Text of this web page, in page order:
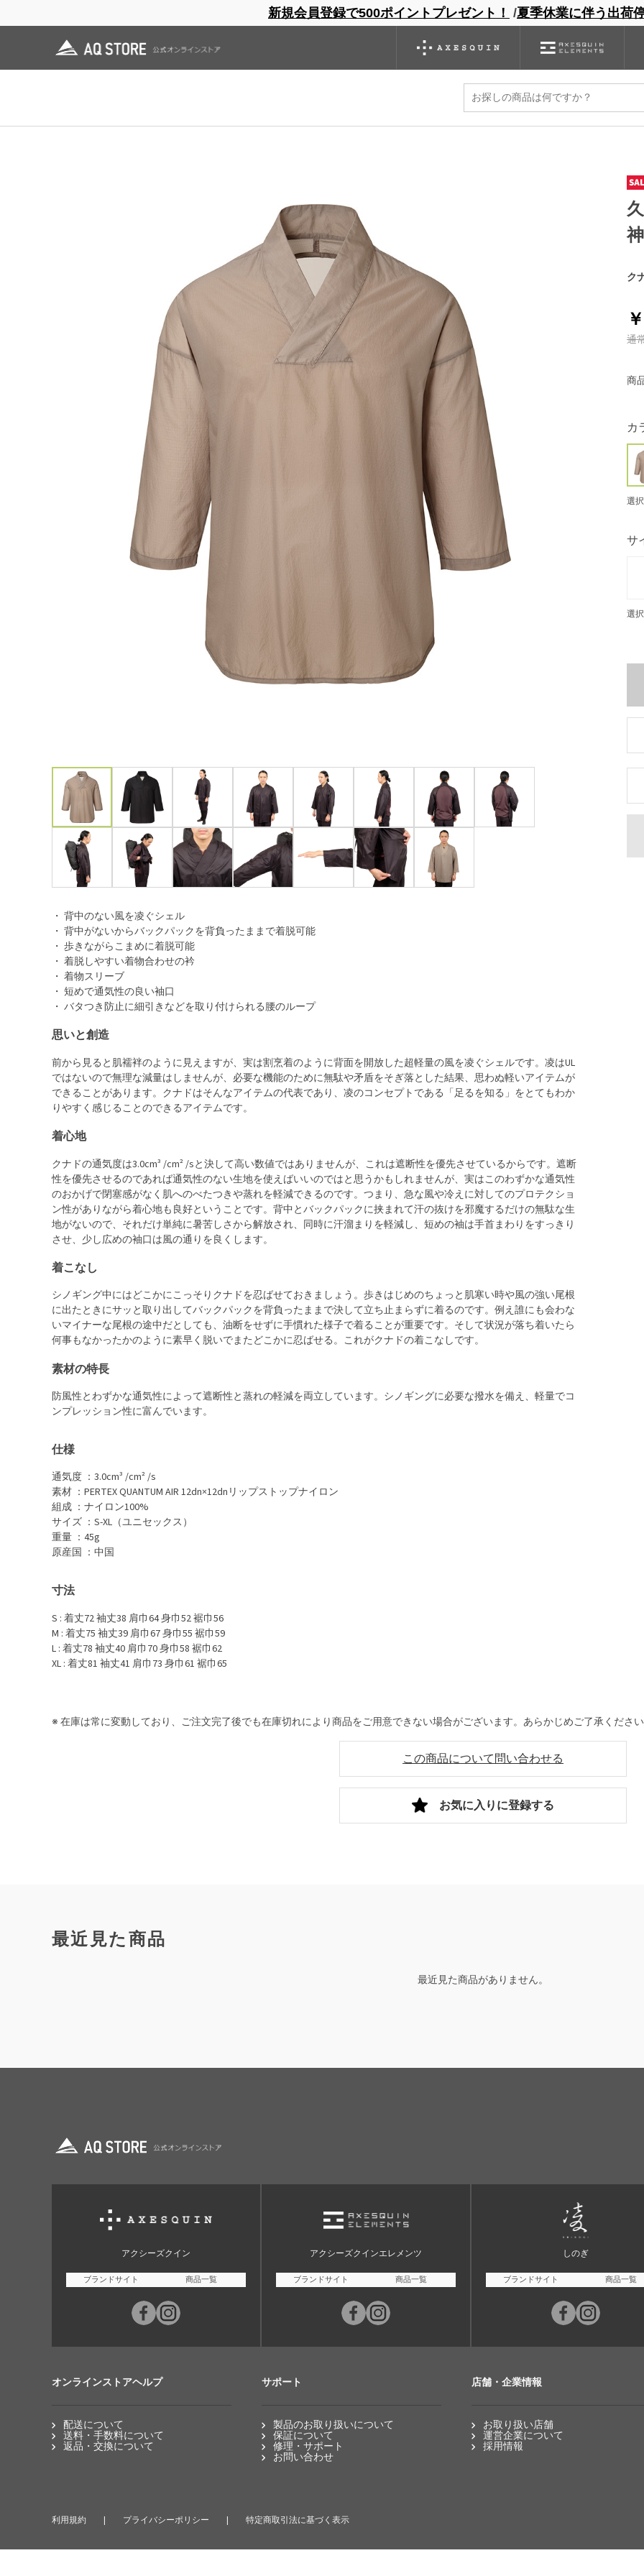
新規会員登録で500ポイントプレゼント！ /夏季休業に伴う出荷
ブランドサイト 商品一覧 ブランドサイト 商品
スリーピングマット バックパック グローブ シノギング アウトレット
・ 背中のない風を凌ぐシェル
・ 背中がないからバックパックを背負ったままで着脱可能
・ 歩きながらこまめに着脱可能
・ 着脱しやすい着物合わせの衿
・ 着物スリーブ
・ 短めで通気性の良い袖口
・ バタつき防止に細引きなどを取り付けられる腰のループ
思いと創造
前から見ると肌襦袢のように見えますが、実は割烹着のように背面を開放した超軽量の風を凌ぐシェルです。凌はUL
ではないので無理な減量はしませんが、必要な機能のために無駄や矛盾をそぎ落とした結果、思わぬ軽いアイテムが
できることがあります。クナドはそんなアイテムの代表であり、凌のコンセプトである「足るを知る」をとてもわか
りやすく感じることのできるアイテムです。
着心地
クナドの通気度は3.0cm³ /cm² /sと決して高い数値ではありませんが、これは遮断性を優先させているからです。遮断
性を優先させるのであれば通気性のない生地を使えばいいのではと思うかもしれませんが、実はこのわずかな通気性
のおかげで閉塞感がなく肌へのべたつきや蒸れを軽減できるのです。つまり、急な風や冷えに対してのプロテクショ
ン性がありながら着心地も良好ということです。背中とバックパックに挟まれて汗の抜けを邪魔するだけの無駄な生
地がないので、それだけ単純に暑苦しさから解放され、同時に汗溜まりを軽減し、短めの袖は手首まわりをすっきり
させ、少し広めの袖口は風の通りを良くします。
着こなし
シノギング中にはどこかにこっそりクナドを忍ばせておきましょう。歩きはじめのちょっと肌寒い時や風の強い尾根
に出たときにサッと取り出してバックパックを背負ったままで決して立ち止まらずに着るのです。例え誰にも会わな
いマイナーな尾根の途中だとしても、油断をせずに手慣れた様子で着ることが重要です。そして状況が落ち着いたら
何事もなかったかのように素早く脱いでまたどこかに忍ばせる。これがクナドの着こなしです。
素材の特長
防風性とわずかな通気性によって遮断性と蒸れの軽減を両立しています。シノギングに必要な撥水を備え、軽量でコ
ンプレッション性に富んでいます。
仕様
通気度 ：3.0cm³ /cm² /s
素材 ：PERTEX QUANTUM AIR 12dn×12dnリップストップナイロン
組成 ：ナイロン100%
サイズ ：S-XL（ユニセックス）
重量 ：45g
原産国 ：中国
寸法
S : 着丈72 袖丈38 肩巾64 身巾52 裾巾56
M : 着丈75 袖丈39 肩巾67 身巾55 裾巾59
L : 着丈78 袖丈40 肩巾70 身巾58 裾巾62
XL : 着丈81 袖丈41 肩巾73 身巾61 裾巾65
ク
通
商
カ
選
サ
選
※ 在庫は常に変動しており、ご注文完了後でも在庫切れにより商品をご用意できない場合がございます。あらかじめご了承くださ
この商品について問い合わせる
お気に入りに登録する
最近見た商品
最近見た商品がありません。
アクシーズクイン
ブランドサイト 商品一覧
アクシーズクインエレメンツ
ブランドサイト 商品一覧
しのぎ
ブランドサイト 商品一覧
オンラインストアヘルプ
配送について
送料・手数料について
返品・交換について
サポート
製品のお取り扱いについて
保証について
修理・サポート
お問い合わせ
店舗・企業情報
お取り扱い店舗
運営企業について
採用情報
利用規約 プライバシーポリシー 特定商取引法に基づく表示